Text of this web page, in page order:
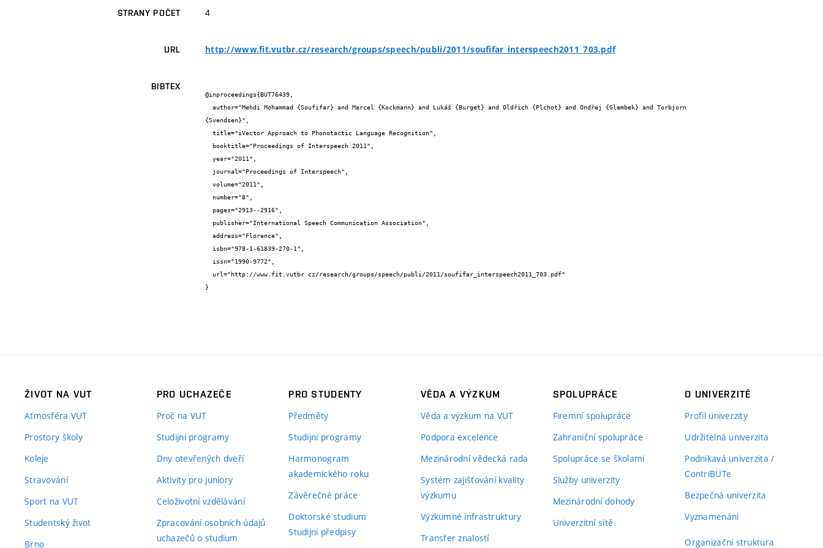
STRANY POČET 4
URL http://www.fit.vutbr.cz/research/groups/speech/publi/2011/soufifar_interspeech2011_703.pdf
BIBTEX
@inproceedings{BUT76439,
{Svendsen}",
}
ŽIVOT NA VUT
Atmosféra VUT
Prostory školy
Koleje
Stravování
Sport na VUT
Studentský život
Brno
PRO UCHAZEČE
Proč na VUT
Studijní programy
Dny otevřených dveří
Aktivity pro juniory
Celoživotní vzdělávání
Zpracování osobních údajů
uchazečů o studium
PRO STUDENTY
Předměty
Studijní programy
Harmonogram
akademického roku
Závěrečné práce
Doktorské studium
Studijní předpisy
VĚDA A VÝZKUM
Věda a výzkum na VUT
Podpora excelence
Mezinárodní vědecká rada
Systém zajišťování kvality
výzkumu
Výzkumné infrastruktury
Transfer znalostí
SPOLUPRÁCE
Firemní spolupráce
Zahraniční spolupráce
Spolupráce se školami
Služby univerzity
Mezinárodní dohody
Univerzitní sítě
O UNIVERZITĚ
Profil univerzity
Udržitelná univerzita
Podnikavá univerzita /
ContriBUTe
Bezpečná univerzita
Vyznamenání
Organizační struktura